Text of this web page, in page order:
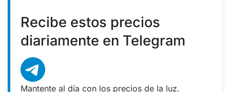
Recibe estos precios
diariamente en Telegram
Mantente al día con los precios de la luz.